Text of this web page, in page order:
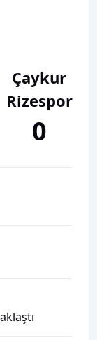
Çaykur
Rizespor
0